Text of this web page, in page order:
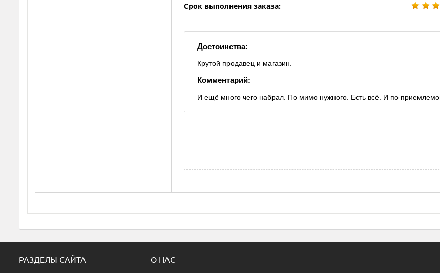
Срок выполнения заказа:
Достоинства:
Крутой продавец и магазин.
Комментарий:
И ещё много чего набрал. По мимо нужного. Есть всё. И по
РАЗДЕЛЫ САЙТА О НАС